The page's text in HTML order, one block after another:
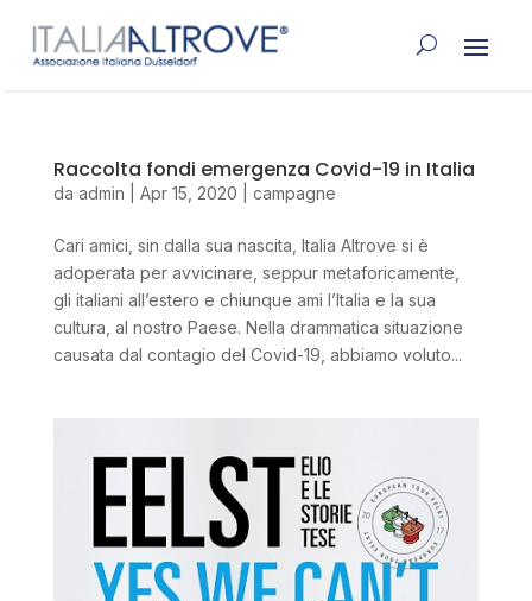
Raccolta fondi emergenza Covid-19 in Italia
da admin Apr 15, 2020 campagne
Cari amici, sin dalla sua nascita, Italia Altrove si è
adoperata per avvicinare, seppur metaforicamente,
gli italiani all’estero e chiunque ami l’Italia e la sua
cultura, al nostro Paese. Nella drammatica situazione
causata dal contagio del Covid-19, abbiamo voluto...